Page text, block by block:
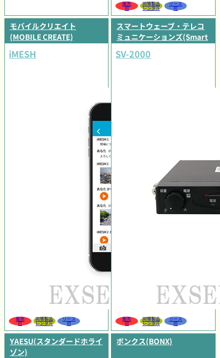
販売
可
同等製品
レンタル
リース
可
モバイルクリエイト
(MOBILE CREATE)
iMESH
販売
可
同等製品
レンタル
リース
可
スマートウェーブ・テレコ
ミュニケーションズ(Smart
SV-2000
販売
可
同等製品
レンタル
リース
可
YAESU(スタンダードホライ
ゾン)
ボンクス(BONX)